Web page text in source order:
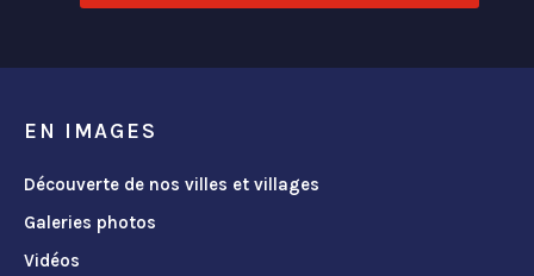
EN IMAGES
Découverte de nos villes et villages
Galeries photos
Vidéos